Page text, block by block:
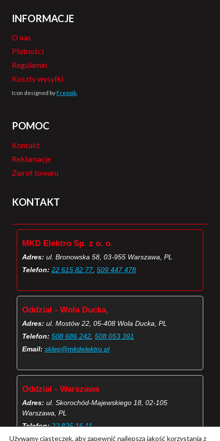
INFORMACJE
O nas
Płatności
Regulamin
Koszty wysyłki
Icon designed byFreepik.
POMOC
Kontakt
Reklamacje
Zwrot towaru
KONTAKT
MKD Elektro Sp. z o. o.
Adres: ul. Bronowska 58, 03-955 Warszawa, PL
Telefon: 22 615 82 77, 509 447 478
Oddział - Wola Ducka,
Adres: ul. Mostów 22, 05-408 Wola Ducka, PL
Telefon: 508 686 242 508 053 391
Email: sklep@mkdelektro.pl
Oddział - Warszawa
Adres: ul. Skorochód-Majewskiego 18, 02-105
Warszawa, PL
Telefon: 22 825 16 11
Email: skorochod@mkdelektro.pl
Używamy ciasteczek, aby zapewnić najlepszą jakość korzystania z